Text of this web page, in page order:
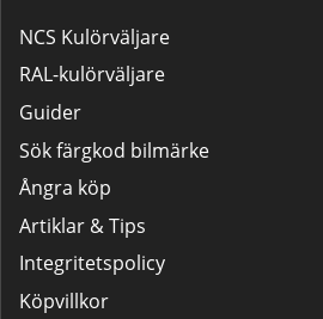
NCS Kulörväljare
RAL-kulörväljare
Guider
Sök färgkod bilmärke
Ångra köp
Artiklar & Tips
Integritetspolicy
Köpvillkor